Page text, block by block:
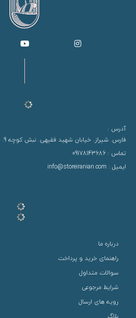
آدرس :
فارس. شیراز. خیابان شهید فقیهی. نبش کوچه 9. فروشگاه استور ایرانیان
تماس : 09178143686
ایمیل : info@storeiranian.com
درباره ما
راهنمای خرید و پرداخت
سوالات متداول
شرایط مرجوعی
رویه های ارسال